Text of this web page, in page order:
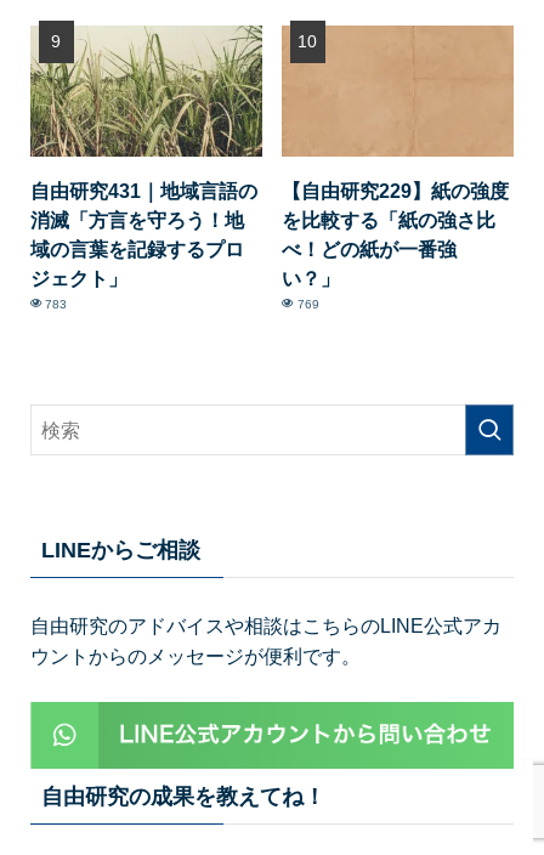
自由研究431｜地域言語の
消滅「方言を守ろう！地
域の言葉を記録するプロ
ジェクト」
783
【自由研究229】紙の強度
を比較する「紙の強さ比
べ！どの紙が一番強
い？」
769
LINEからご相談
自由研究のアドバイスや相談はこちらのLINE公式アカ
ウントからのメッセージが便利です。
自由研究の成果を教えてね！